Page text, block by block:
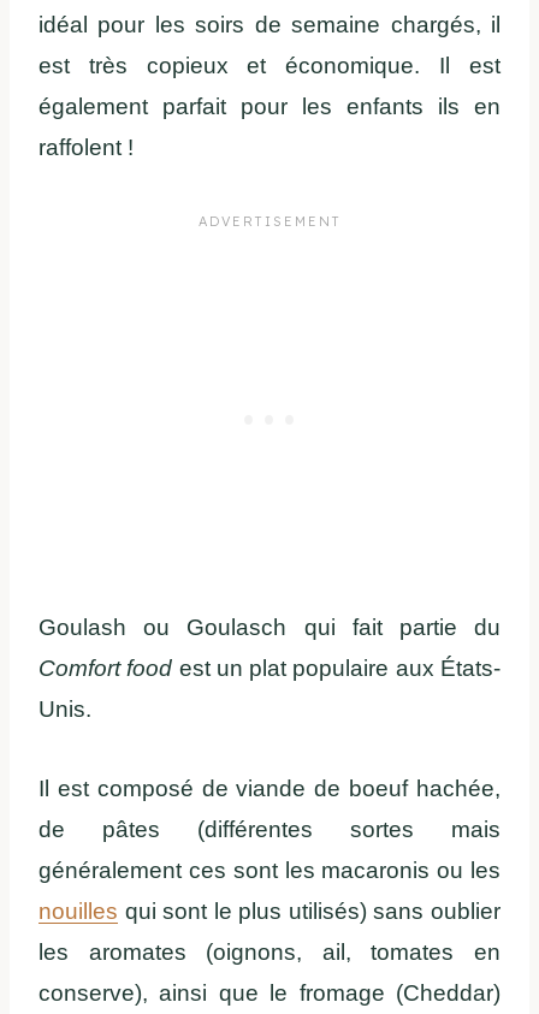
idéal pour les soirs de semaine chargés, il
est très copieux et économique. Il est
également parfait pour les enfants ils en
raffolent !
Goulash ou Goulasch qui fait partie du
Comfort food est un plat populaire aux États-
Unis.
Il est composé de viande de boeuf hachée,
de pâtes (différentes sortes mais
généralement ces sont les macaronis ou les
nouilles qui sont le plus utilisés) sans oublier
les aromates (oignons, ail, tomates en
conserve), ainsi que le fromage (Cheddar)